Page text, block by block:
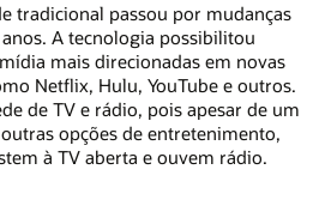
tradicional passou por mudanças
A tecnologia possibilitou
mais direcionadas em novas
Netflix, Hulu, YouTube e outros.
de TV e rádio, pois apesar de um
opções de entretenimento,
à TV aberta e ouvem rádio.